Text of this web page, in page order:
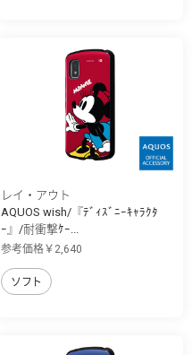
レイ・アウト
AQUOS wish/『ﾃﾞｨｽﾞﾆｰｷｬﾗｸﾀ
ｰ』/耐衝撃ｹｰ...
参考価格￥2,640
ソフト